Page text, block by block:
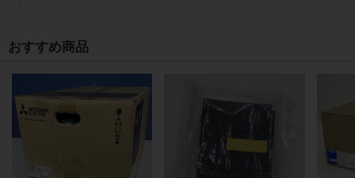
おすすめ商品